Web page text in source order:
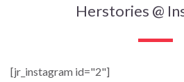
Herstories @
[jr_instagram id="2"]